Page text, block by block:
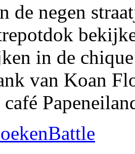
de negen
in de
van Koan